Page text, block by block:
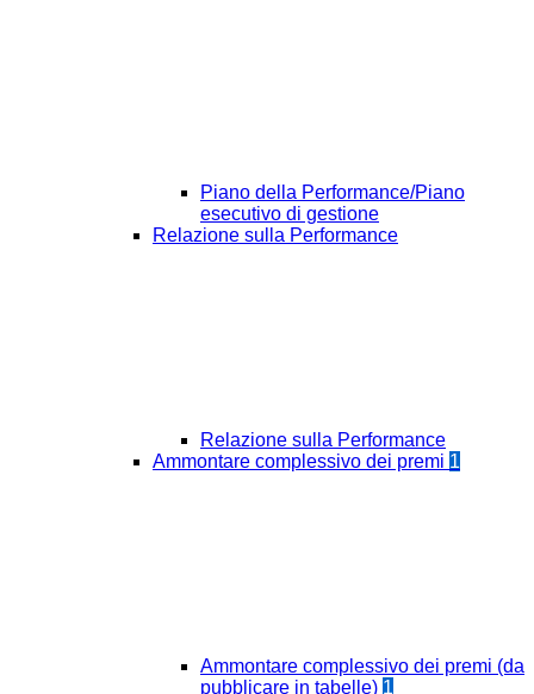
Piano della Performance/Piano
esecutivo di gestione
Relazione sulla Performance
Relazione sulla Performance
Ammontare complessivo dei premi 1
Ammontare complessivo dei premi (da
pubblicare in tabelle) 1